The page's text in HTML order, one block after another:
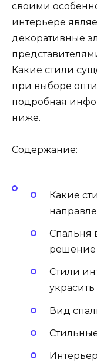
своими
интерьере
декоративные
Какие стили
при выборе
подробная
ниже.
Содержание:
Какие
Спальня
решение
Стили
Вид